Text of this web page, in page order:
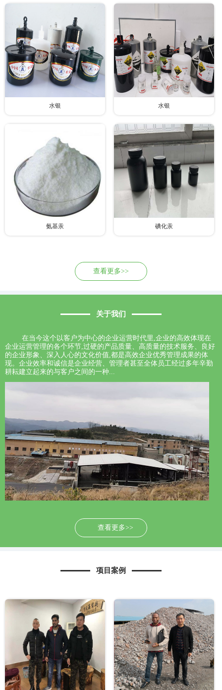
水银 水银
氨基汞 碘化汞
查看更多>>
关于我们
在当今这个以客户为中心的企业运营时代里,企业的高效体现在
企业运营管理的各个环节,过硬的产品质量、高质量的技术服务、良好
的企业形象、深入人心的文化价值,都是高效企业优秀管理成果的体
现。企业效率和诚信是企业经营、管理者甚至全体员工经过多年辛勤
耕耘建立起来的与客户之间的一种...
查看更多>>
项目案例